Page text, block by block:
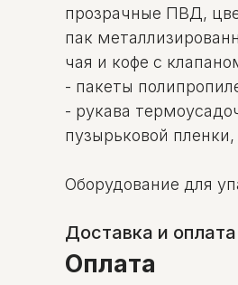
прозрачные ПВД,
пак
чая и кофе с
- пакеты
- рукава
пузырьковой
Оборудование для
Доставка и оплата
Оплата